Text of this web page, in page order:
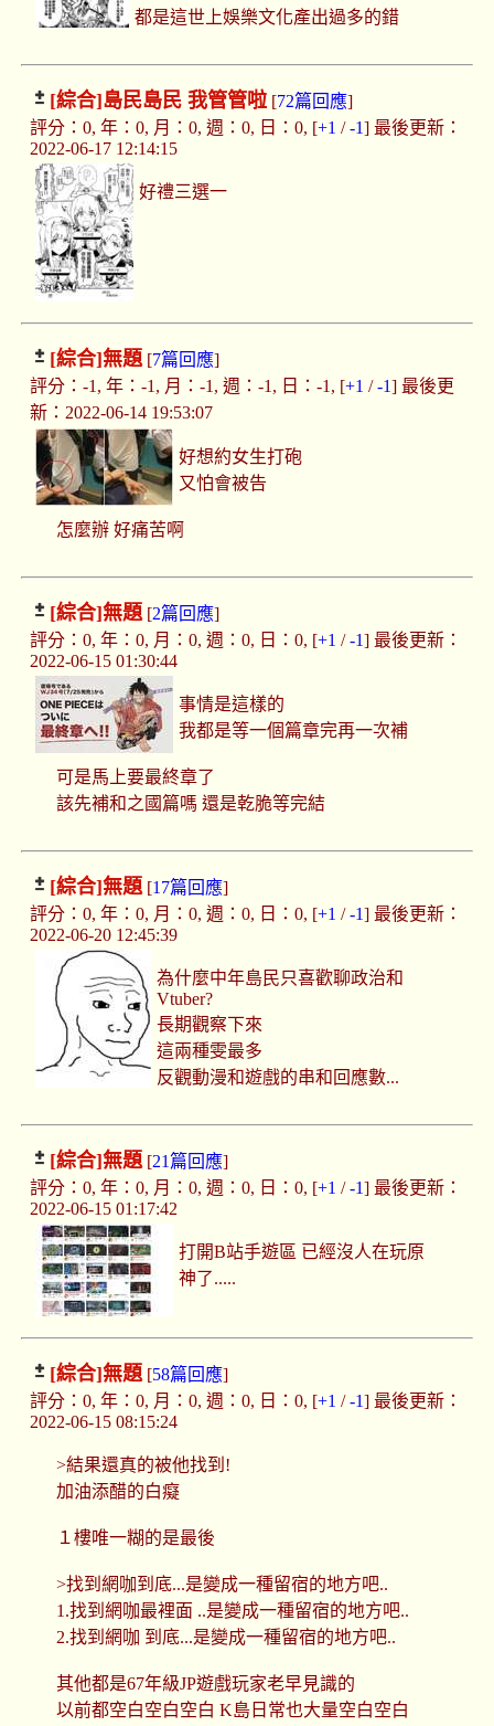
都是這世上娛樂文化產出過多的錯
[綜合]島民島民 我管管啦[72篇回應]
評分：0, 年：0, 月：0, 週：0, 日：0, [+1 /-1] 最後更新：
2022-06-17 12:14:15
好禮三選一
[綜合]無題[7篇回應]
評分：-1, 年：-1, 月：-1, 週：-1, 日：-1, [+1 /-1] 最後更
新：2022-06-14 19:53:07
好想約女生打砲
又怕會被告
怎麼辦 好痛苦啊
[綜合]無題[2篇回應]
評分：0, 年：0, 月：0, 週：0, 日：0, [+1 /-1] 最後更新：
2022-06-15 01:30:44
事情是這樣的
我都是等一個篇章完再一次補
可是馬上要最終章了
該先補和之國篇嗎 還是乾脆等完結
[綜合]無題[17篇回應]
評分：0, 年：0, 月：0, 週：0, 日：0, [+1 /-1] 最後更新：
2022-06-20 12:45:39
為什麼中年島民只喜歡聊政治和
Vtuber?
長期觀察下來
這兩種雯最多
反觀動漫和遊戲的串和回應數...
[綜合]無題[21篇回應]
評分：0, 年：0, 月：0, 週：0, 日：0, [+1 /-1] 最後更新：
2022-06-15 01:17:42
打開B站手遊區 已經沒人在玩原
神了.....
[綜合]無題[58篇回應]
評分：0, 年：0, 月：0, 週：0, 日：0, [+1 /-1] 最後更新：
2022-06-15 08:15:24
>結果還真的被他找到!
加油添醋的白癡
１樓唯一糊的是最後
>找到網咖到底...是變成一種留宿的地方吧..
1.找到網咖最裡面 ..是變成一種留宿的地方吧..
2.找到網咖 到底...是變成一種留宿的地方吧..
其他都是67年級JP遊戲玩家老早見識的
以前都空白空白空白 K島日常也大量空白空白